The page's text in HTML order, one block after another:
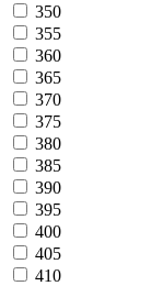
350
355
360
365
370
375
380
385
390
395
400
405
410